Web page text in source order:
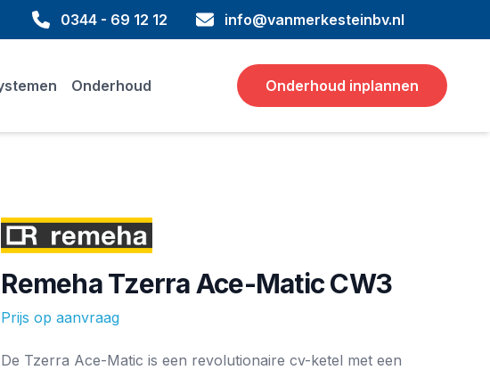
0344 - 69 12 12 info@vanmerkesteinbv.nl
Onderhoud Onderhoud inplannen
Remeha Tzerra Ace-Matic CW3
Prijs op aanvraag
Merk
De Tzerra Ace-Matic is een revolutionaire cv-ketel met een